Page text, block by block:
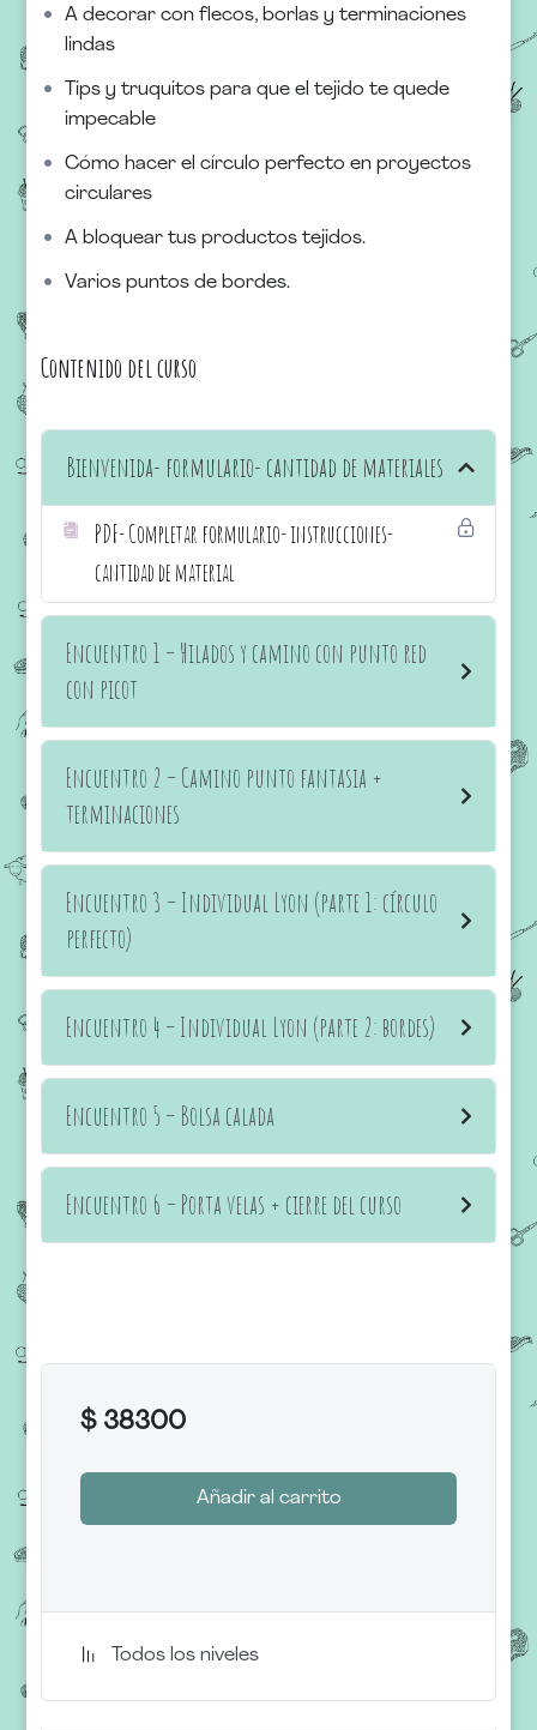
A decorar con flecos, borlas y terminaciones
lindas
Tips y truquitos para que el tejido te quede
impecable
Cómo hacer el círculo perfecto en proyectos
circulares
A bloquear tus productos tejidos.
Varios puntos de bordes.
Contenido del curso
Bienvenida- formulario- cantidad de materiales
PDF- Completar formulario- instrucciones-
cantidad de material
Encuentro 1 – Hilados y camino con punto red
con picot
Encuentro 2 – Camino punto fantasia +
terminaciones
Encuentro 3 – Individual Lyon (parte 1: círculo
perfecto)
Encuentro 4 – Individual Lyon (parte 2: bordes)
Encuentro 5 – Bolsa calada
Encuentro 6 – Porta velas + cierre del curso
$38300
Añadir al carrito
Todos los niveles